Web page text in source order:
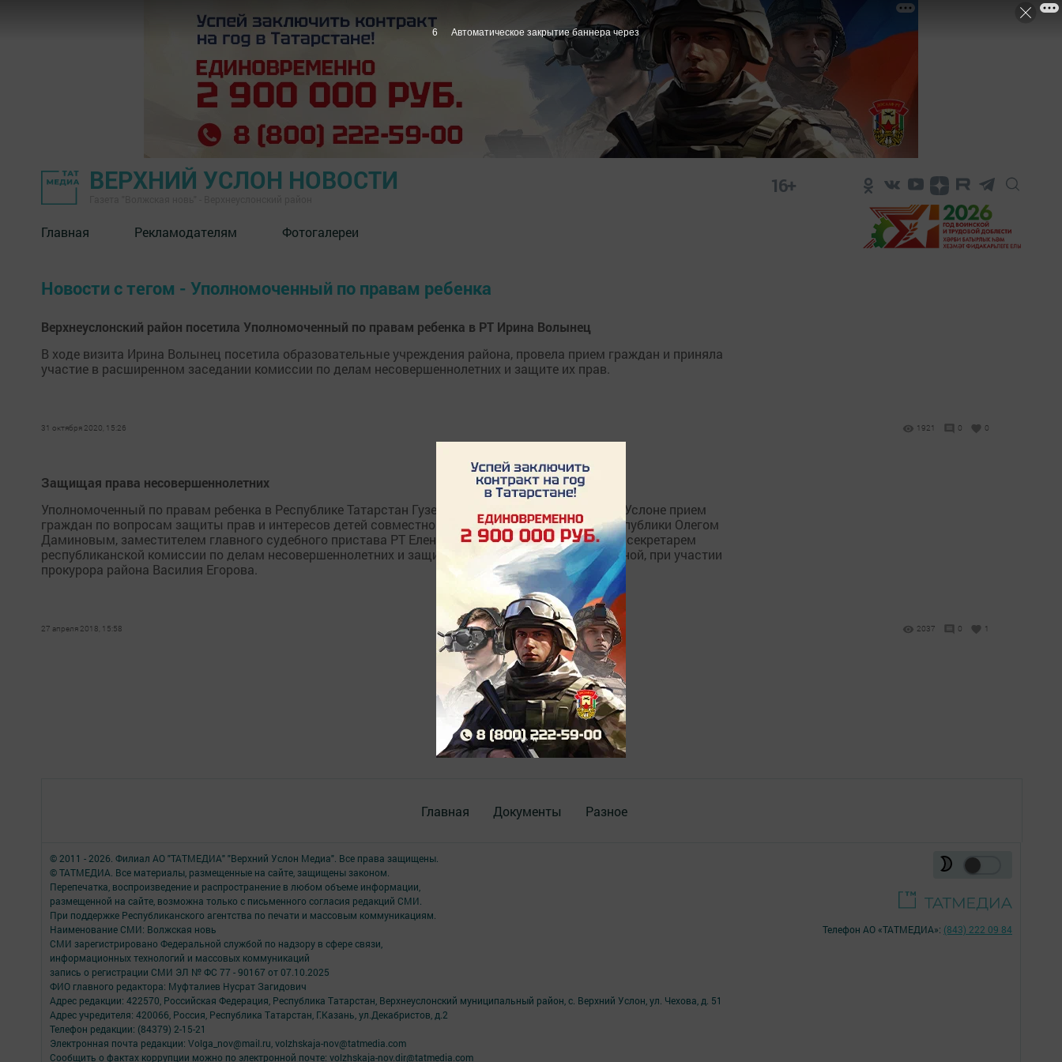
ВЕРХНИЙ УСЛОН НОВОСТИ 16+
Главная Рекламодателям Фотогалереи
Новости с тегом - Уполномоченный по правам ребенка
Верхнеуслонский район посетила Уполномоченный по правам ребенка в РТ Ирина Волынец
В ходе визита Ирина Волынец посетила образовательные учреждения района, провела прием граждан и приняла
участие в расширенном заседании комиссии по делам несовершеннолетних и защите их прав.
31 октября 2020, 15:26 1921 0 0
Защищая права несовершеннолетних
Уполномоченный по правам ребенка в Республике Татарстан Гузель Удачина провела в Верхнем Услоне прием
граждан по вопросам защиты прав и интересов детей совместно с заместителем прокурора республики Олегом
Даминовым, заместителем главного судебного пристава РТ Еленой Степановой, ответственным секретарем
республиканской комиссии по делам несовершеннолетних и защите их прав Ильсояр Гарифуллиной, при участии
прокурора района Василия Егорова.
27 апреля 2018, 15:58 2037 0 1
Главная Документы Разное
© 2011 - 2026. Филиал АО "ТАТМЕДИА" "Верхний Услон Медиа". Все права защищены.
© ТАТМЕДИА. Все материалы, размещенные на сайте, защищены законом.
Перепечатка, воспроизведение и распространение в любом объеме информации,
размещенной на сайте, возможна только с письменного согласия редакций СМИ.
При поддержке Республиканского агентства по печати и массовым коммуникациям.
Наименование СМИ: Волжская новь
СМИ зарегистрировано Федеральной службой по надзору в сфере связи,
информационных технологий и массовых коммуникаций
запись о регистрации СМИ ЭЛ № ФС 77 - 90167 от 07.10.2025
ФИО главного редактора: Муфталиев Нусрат Загидович
Адрес редакции: 422570, Российская Федерация, Республика Татарстан, Верхнеуслонский муниципальный район, с. Верхний Услон, ул. Чехова, д. 51
Адрес учредителя: 420066, Россия, Республика Татарстан, Г.Казань, ул.Декабристов, д.2
Телефон редакции: (84379) 2-15-21
Электронная почта редакции: Volga_nov@mail.ru, volzhskaja-nov@tatmedia.com
Сообщить о фактах коррупции можно по электронной почте: volzhskaja-nov.dir@tatmedia.com
Телефон АО «ТАТМЕДИА»: (843) 222 09 84
6 Автоматическое закрытие баннера через